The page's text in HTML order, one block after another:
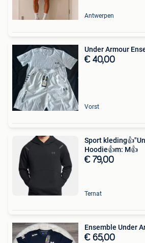
Antwerpen
Under Armour
€ 40,00
Vorst
Sport
Hoodie👍m: M👍
€ 79,00
Ternat
Ensemble Under
€ 65,00